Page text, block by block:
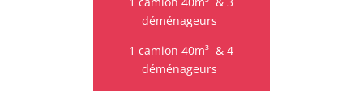
déménageurs
1 camion 40m³ & 4
déménageurs